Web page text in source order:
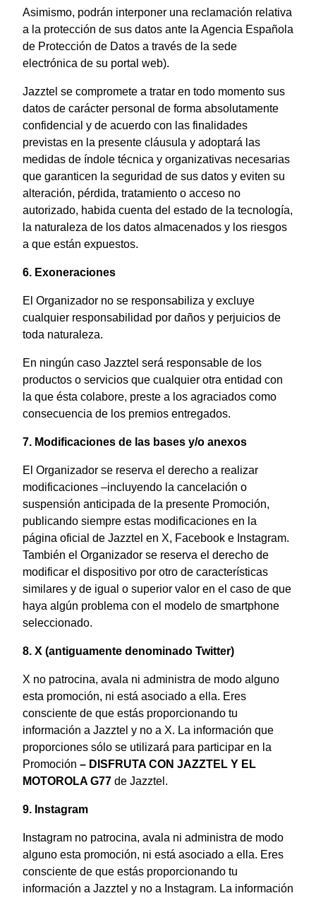
Asimismo, podrán interponer una reclamación relativa
a la protección de sus datos ante la Agencia Española
de Protección de Datos a través de la sede
electrónica de su portal web).
Jazztel se compromete a tratar en todo momento sus
datos de carácter personal de forma absolutamente
confidencial y de acuerdo con las finalidades
previstas en la presente cláusula y adoptará las
medidas de índole técnica y organizativas necesarias
que garanticen la seguridad de sus datos y eviten su
alteración, pérdida, tratamiento o acceso no
autorizado, habida cuenta del estado de la tecnología,
la naturaleza de los datos almacenados y los riesgos
a que están expuestos.
6. Exoneraciones
El Organizador no se responsabiliza y excluye
cualquier responsabilidad por daños y perjuicios de
toda naturaleza.
En ningún caso Jazztel será responsable de los
productos o servicios que cualquier otra entidad con
la que ésta colabore, preste a los agraciados como
consecuencia de los premios entregados.
7. Modificaciones de las bases y/o anexos
El Organizador se reserva el derecho a realizar
modificaciones –incluyendo la cancelación o
suspensión anticipada de la presente Promoción,
publicando siempre estas modificaciones en la
página oficial de Jazztel en X, Facebook e Instagram.
También el Organizador se reserva el derecho de
modificar el dispositivo por otro de características
similares y de igual o superior valor en el caso de que
haya algún problema con el modelo de smartphone
seleccionado.
8. X (antiguamente denominado Twitter)
X no patrocina, avala ni administra de modo alguno
esta promoción, ni está asociado a ella. Eres
consciente de que estás proporcionando tu
información a Jazztel y no a X. La información que
proporciones sólo se utilizará para participar en la
Promoción – DISFRUTA CON JAZZTEL Y EL
MOTOROLA G77 de Jazztel.
9. Instagram
Instagram no patrocina, avala ni administra de modo
alguno esta promoción, ni está asociado a ella. Eres
consciente de que estás proporcionando tu
información a Jazztel y no a Instagram. La información